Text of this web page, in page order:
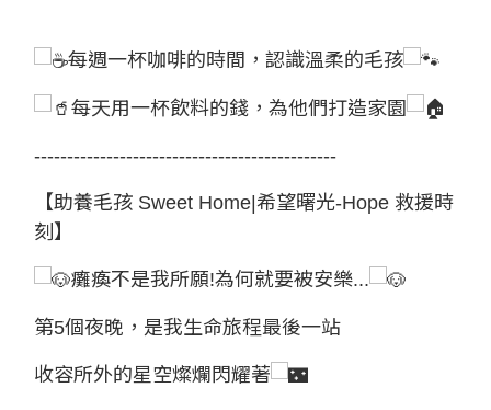
每週一杯咖啡的時間，認識溫柔的毛孩
每天用一杯飲料的錢，為他們打造家園
----------------------------------------------
【助養毛孩 Sweet Home|希望曙光-Hope 救援時
刻】
癱瘓不是我所願!為何就要被安樂...
第5個夜晚，是我生命旅程最後一站
收容所外的星空燦爛閃耀著